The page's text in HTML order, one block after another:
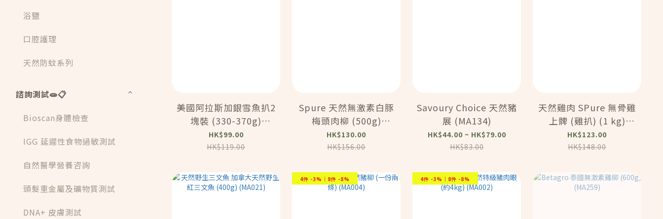
浴鹽
口腔護理
天然防蚊系列
諮詢測試🧫📋
Bioscan身體檢查
IGG 延遲性食物過敏測試
自然醫學營養咨詢
頭髮重金屬及礦物質測試
DNA+ 皮膚測試
美國阿拉斯加銀雪魚扒2
塊裝 (330-370g)
(MA156)
HK$99.00
HK$119.00
Spure 天然無激素白豚
梅頭肉柳 (500g)
(MA145)
HK$130.00
HK$156.00
Savoury Choice 天然豬
展 (MA134)
HK$44.00 ~ HK$79.00
HK$83.00
天然雞肉 SPure 無骨雞
上髀 (雞扒) (1 kg)
(MA035)
HK$123.00
HK$148.00
4件 -3%｜8件 -8% 4件 -3%｜8件 -8%